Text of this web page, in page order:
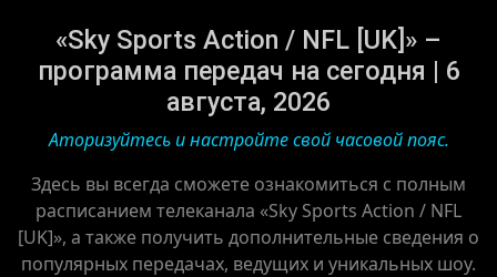
«Sky Sports Action / NFL [UK]» –
программа передач на сегодня | 6
августа, 2026
Аторизуйтесь и настройте свой часовой пояс.
Здесь вы всегда сможете ознакомиться с полным
расписанием телеканала «Sky Sports Action / NFL
[UK]», а также получить дополнительные сведения о
популярных передачах, ведущих и уникальных шоу.